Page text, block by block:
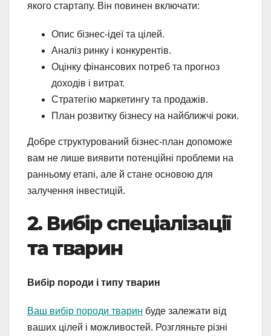
якого стартапу. Він повинен включати:
Опис бізнес-ідеї та цілей.
Аналіз ринку і конкурентів.
Оцінку фінансових потреб та прогноз
доходів і витрат.
Стратегію маркетингу та продажів.
План розвитку бізнесу на найближчі роки.
Добре структурований бізнес-план допоможе
вам не лише виявити потенційні проблеми на
ранньому етапі, але й стане основою для
залучення інвестицій.
2. Вибір спеціалізації
та тварин
Вибір породи і типу тварин
Ваш вибір породи тварин буде залежати від
ваших цілей і можливостей. Розгляньте різні